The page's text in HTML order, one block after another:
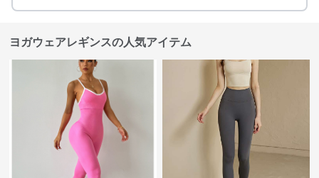
ヨガウェアレギンスの人気アイテム